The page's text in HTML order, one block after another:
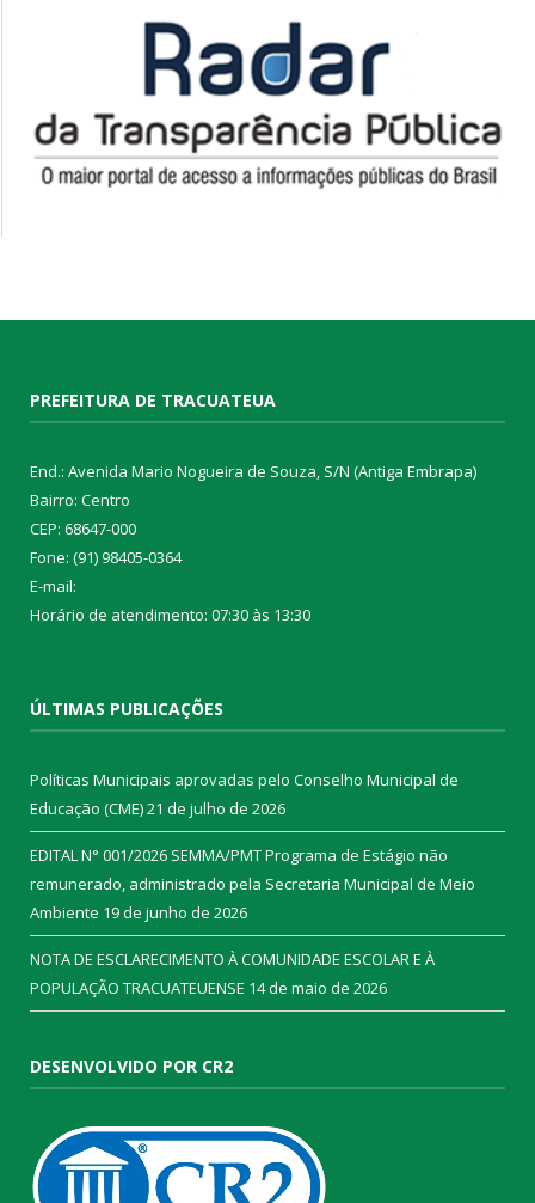
PREFEITURA DE TRACUATEUA
End.: Avenida Mario Nogueira de Souza, S/N (Antiga Embrapa)
Bairro: Centro
CEP: 68647-000
Fone: (91) 98405-0364
E-mail:
Horário de atendimento: 07:30 às 13:30
ÚLTIMAS PUBLICAÇÕES
Políticas Municipais aprovadas pelo Conselho Municipal de
Educação (CME)21 de julho de 2026
EDITAL N° 001/2026 SEMMA/PMT Programa de Estágio não
remunerado, administrado pela Secretaria Municipal de Meio
Ambiente 19 de junho de 2026
NOTA DE ESCLARECIMENTO À COMUNIDADE ESCOLAR E À
POPULAÇÃO TRACUATEUENSE 14 de maio de 2026
DESENVOLVIDO POR CR2